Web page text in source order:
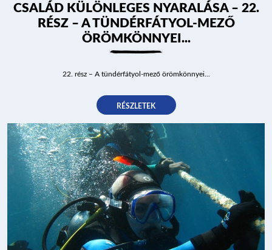
ÁRAK ÉS FOGLALÁS
CSALÁD KÜLÖNLEGES NYARALÁSA – 22.
RÉSZ – A TÜNDÉRFÁTYOL-MEZŐ
ÖRÖMKÖNNYEI...
22. rész – A tündérfátyol-mező örömkönnyei...
RÉSZLETEK